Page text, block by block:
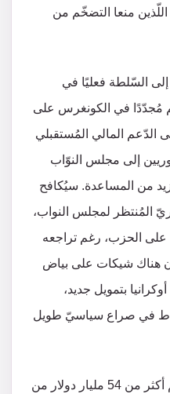
اللّذين منعا التضخّم من
إلى السّلطة فعليًا في
مُجدّدًا في الكونغرس على
الدّعم المالي المُستقبلي
إلى مجلس النوّاب
من المساعدة. سيُكافح
المُنتظر لمجلس النواب،
الحزب، رغم تراجعه
هناك شيكات على بياض
بتمويل جديد،
في صراع سياسيّ طويل
سمحت الولايات المتّحدة بتقديم أكثر من 54 مليار دولار من